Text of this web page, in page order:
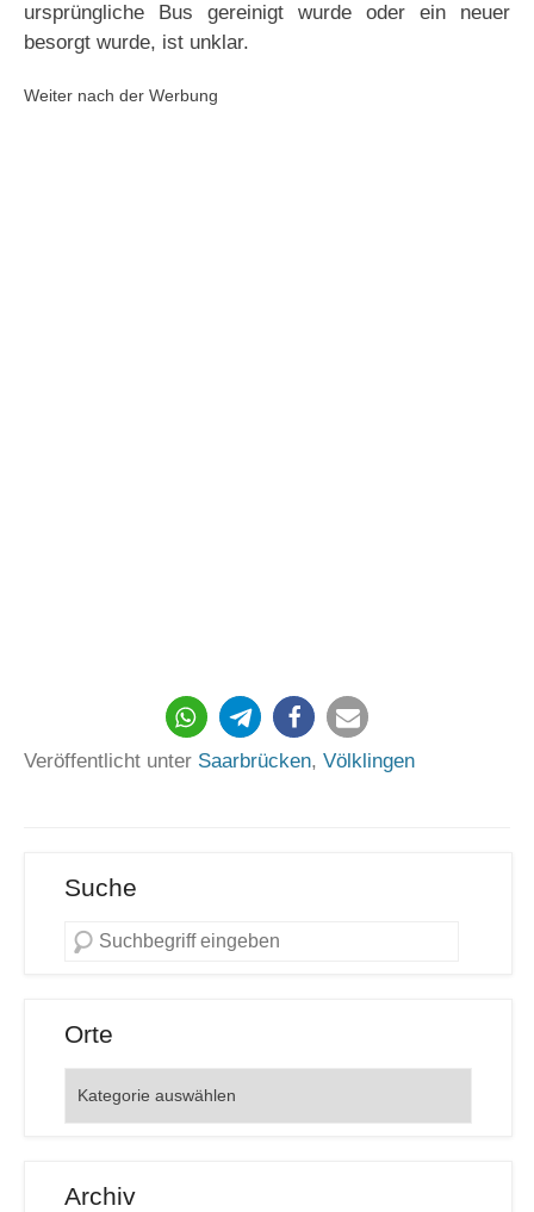
ursprüngliche Bus gereinigt wurde oder ein neuer
besorgt wurde, ist unklar.
Weiter nach der Werbung
2427
Veröffentlicht unter Saarbrücken, Völklingen
Suche
Orte
Archiv